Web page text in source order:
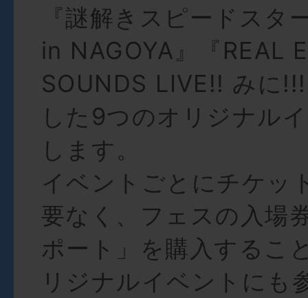
『謎解きスピードスタ
in NAGOYA』『REAL
SOUNDS LIVE!! みに
した9つのオリジナル
します。
イベントごとにチケッ
要なく、フェスの入場
ポート」を購入するこ
リジナルイベントにも